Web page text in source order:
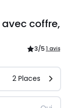
coffre,
3/5 1 avis
2 Places